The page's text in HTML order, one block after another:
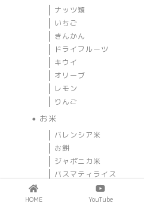
ナッツ類
いちご
きんかん
ドライフルーツ
キウイ
オリーブ
レモン
りんご
お米
バレンシア米
お餅
ジャポニカ米
バスマティライス
お肉
HOME YouTube